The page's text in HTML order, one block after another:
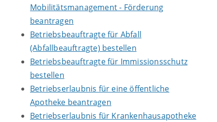
Mobilitätsmanagement - Förderung
beantragen
Betriebsbeauftragte für Abfall
(Abfallbeauftragte) bestellen
Betriebsbeauftragte für Immissionsschutz
bestellen
Betriebserlaubnis für eine öffentliche
Apotheke beantragen
Betriebserlaubnis für Krankenhausapotheke